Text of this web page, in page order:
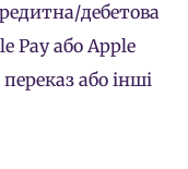
дебетова
Pay або Apple
або інші